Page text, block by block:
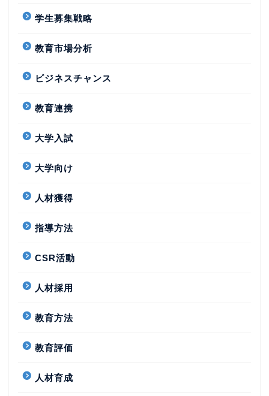
学生募集戦略
教育市場分析
ビジネスチャンス
教育連携
大学入試
大学向け
人材獲得
指導方法
CSR活動
人材採用
教育方法
教育評価
人材育成